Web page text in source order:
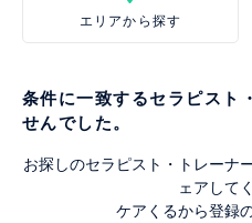
エリアから探す
条件に一致するセラピスト
せんでした。
お探しのセラピスト・トレーナ
ェアして
ケアくるから登録